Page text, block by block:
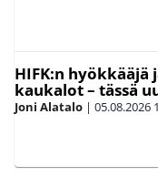
HIFK:n hyökkääjä
kaukalot – tässä
Joni Alatalo | 05.08.2026